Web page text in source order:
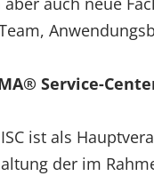
Service-
ist als
der im